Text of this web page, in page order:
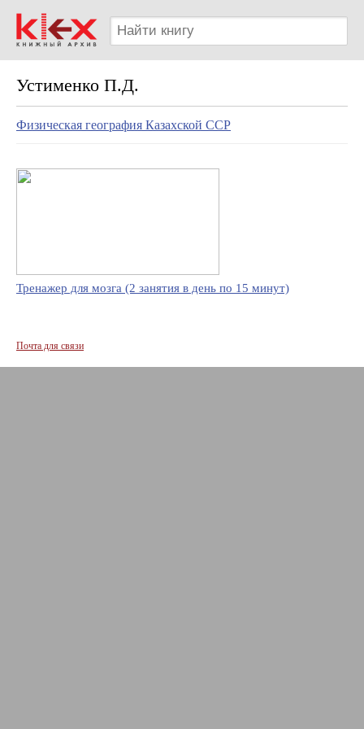
Устименко П.Д.
Физическая география Казахской ССР
Тренажер для мозга (2 занятия в день по 15 минут)
Почта для связи